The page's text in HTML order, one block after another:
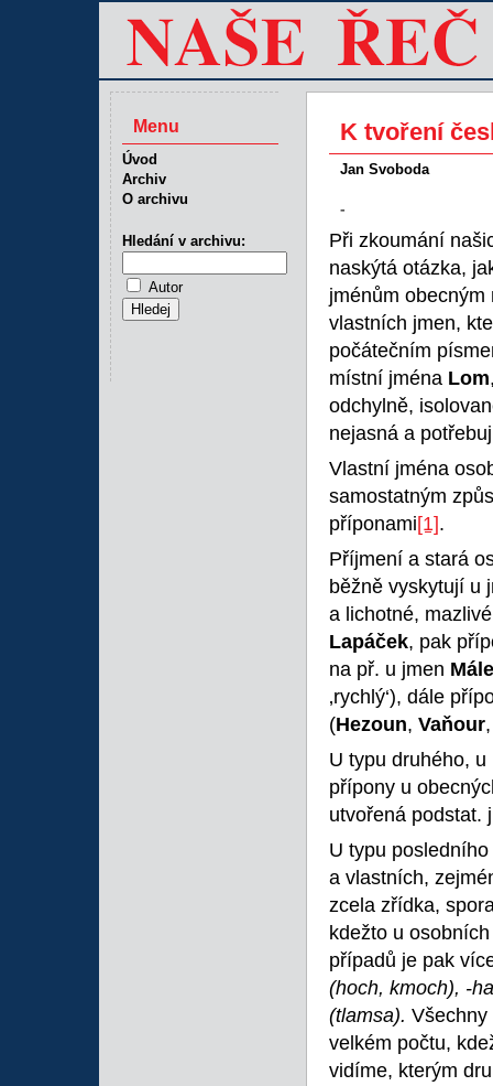
K tvoření
Jan Svoboda
-
Při zkoumání
naskýtá otázka,
jménům
vlastních jmen,
počátečním
místní jména Lom
odchylně,
nejasná a
Vlastní jména
samostatným
příponami[1].
Příjmení a stará
běžně vyskytují u
a lichotné,
Lapáček, pak
na př. u jmen
‚rychlý‘), dále
(Hezoun, Vaňour
U typu druhého,
přípony u
utvořená podstat.
U typu
a vlastních,
zcela zřídka,
kdežto u
případů je pak
(hoch, kmoch), -
(tlamsa).
velkém počtu,
vidíme, kterým
Menu
Úvod
Archiv
O archivu
Hledání v archivu:
Autor